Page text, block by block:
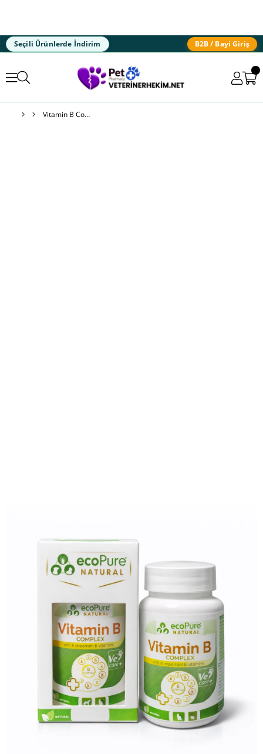
Seçili Ürünlerde İndirim B2B / Bayi Giriş
Vitamin B Complex® Powder Kediler ve Köpekler için B Vitamini Desteği